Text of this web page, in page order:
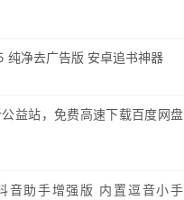
纯净去广告版 安卓追书神器
益站，免费高速下载百度网盘
音助手增强版 内置逗音小手